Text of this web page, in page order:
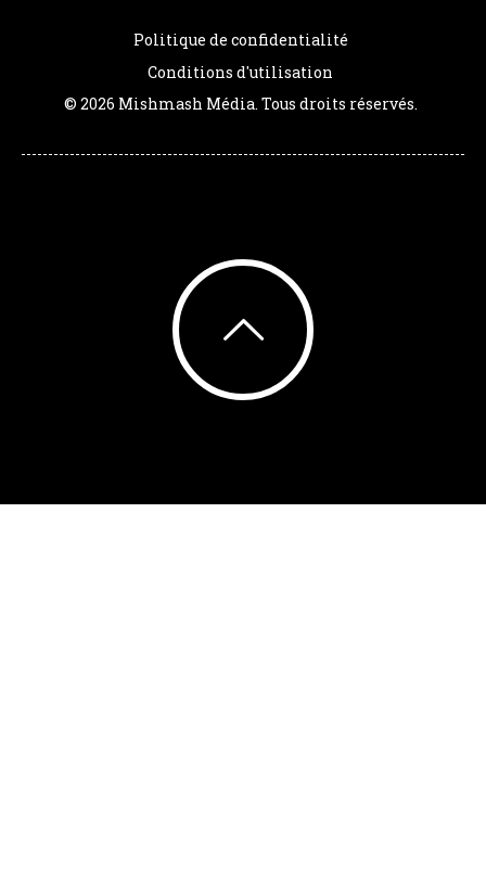
Politique de confidentialité
Conditions d'utilisation
© 2026 Mishmash Média. Tous droits réservés.